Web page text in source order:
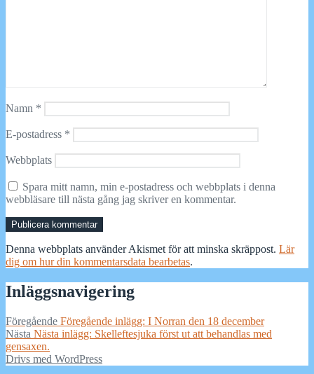
Namn *
E-postadress *
Webbplats
Spara mitt namn, min e-postadress och webbplats i denna
webbläsare till nästa gång jag skriver en kommentar.
Denna webbplats använder Akismet för att minska skräppost. Lär
dig om hur din kommentarsdata bearbetas.
Inläggsnavigering
Föregående Föregående inlägg: I Norran den 18 december
Nästa Nästa inlägg: Skelleftesjuka först ut att behandlas med
gensaxen.
Drivs med WordPress